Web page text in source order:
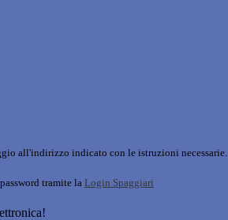
all'indirizzo indicato con le istruzioni necessarie.
tramite la Login Spaggiari